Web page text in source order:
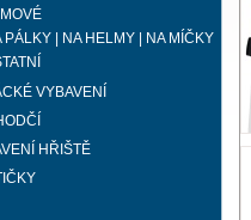
PÁLKY | NA HELMY | NA MÍČKY
VYBAVENÍ
HŘIŠTĚ